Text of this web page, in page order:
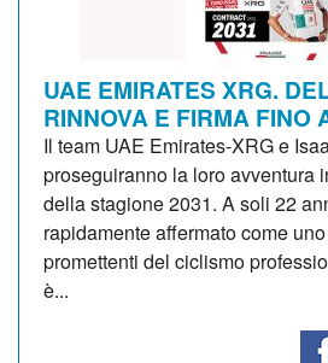
UAE EMIRATES XRG.
RINNOVA E FIRMA FINO
Il team UAE Emirates-XRG e
proseguiranno la loro avventura
della stagione 2031. A soli 22
rapidamente affermato come
promettenti del ciclismo
è...